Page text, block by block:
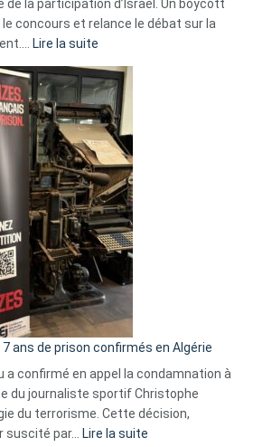
de la participation d’Israël. Un boycott
concours et relance le débat sur la
Lire la suite
Eurovision
2026
:
Pays-
Bas,
Espagne,
Irlande
et
Slovénie
rejettent
la
présence
d’Israël
ans de prison confirmés en Algérie
a confirmé en appel la condamnation à
du journaliste sportif Christophe
du terrorisme. Cette décision,
suscité par…
Lire la suite